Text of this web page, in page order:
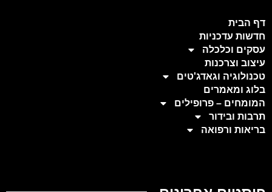
דף הבית
חדשות עדכניות
עסקים וכלכלה
עיצוב וצרכנות
טכנולוגיה וגאדג'טים
בלוג ומאמרים
המומחים – פרופילים
תרבות ובידור
בריאות ורפואה